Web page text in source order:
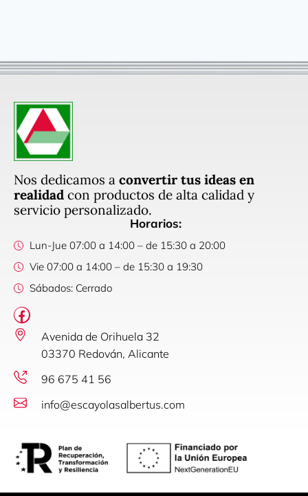
Nos dedicamos a convertir tus ideas en
realidad con productos de alta calidad y
servicio personalizado.
Horarios:
Lun-Jue 07:00 a 14:00 – de 15:30 a 20:00
Vie 07:00 a 14:00 – de 15:30 a 19:30
Sábados: Cerrado
Avenida de Orihuela 32
03370 Redován, Alicante
96 675 41 56
info@escayolasalbertus.com